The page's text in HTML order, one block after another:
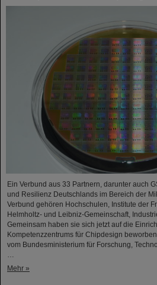
Ein Verbund aus 33 Partnern, darunter auch
und Resilienz Deutschlands im Bereich der
Verbund gehören Hochschulen, Institute der
Helmholtz- und Leibniz-Gemeinschaft,
Gemeinsam haben sie sich jetzt auf die
Kompetenzzentrums für Chipdesign
vom Bundesministerium für Forschung,
…
Mehr »